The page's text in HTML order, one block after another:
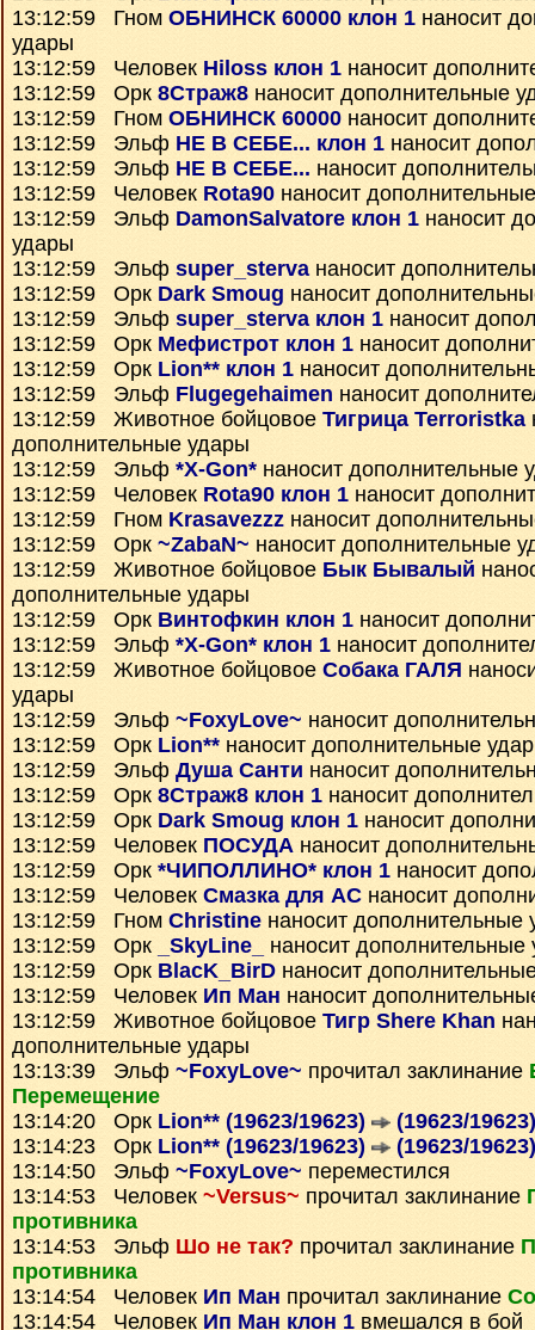
13:12:59 Гном ОБНИНСК 60000 клон 1 наносит
удары
13:12:59 Человек Hiloss клон 1 наносит
13:12:59 Орк 8Страж8 наносит дополнительные
13:12:59 Гном ОБНИНСК 60000 наносит
13:12:59 Эльф НЕ В СЕБЕ... клон 1 наносит
13:12:59 Эльф НЕ В СЕБЕ... наносит
13:12:59 Человек Rota90 наносит
13:12:59 Эльф DamonSalvatore клон 1 наносит
удары
13:12:59 Эльф super_stervaнаносит
13:12:59 Орк Dark Smoug наносит
13:12:59 Эльф super_sterva клон 1 наносит
13:12:59 Орк Мефистрот клон 1 наносит
13:12:59 Орк Lion** клон 1 наносит
13:12:59 Эльф Flugegehaimen наносит
13:12:59 Животное бойцовое Тигрица Terroristka
дополнительные удары
13:12:59 Эльф *X-Gon* наносит дополнительные
13:12:59 Человек Rota90 клон 1 наносит
13:12:59 Гном Krasavezzz наносит
13:12:59 Орк ~ZabaN~ наносит дополнительные
13:12:59 Животное бойцовое Бык Бывалый
дополнительные удары
13:12:59 Орк Винтофкин клон 1 наносит
13:12:59 Эльф *X-Gon* клон 1 наносит
13:12:59 Животное бойцовое Собака ГАЛЯ
удары
13:12:59 Эльф ~FoxyLove~ наносит
13:12:59 Орк Lion** наносит дополнительные
13:12:59 Эльф Душа Санти наносит
13:12:59 Орк 8Страж8 клон 1 наносит
13:12:59 Орк Dark Smoug клон 1 наносит
13:12:59 Человек ПОСУДА наносит
13:12:59 Орк *ЧИПОЛЛИНО* клон 1 наносит
13:12:59 Человек Смазка для АС наносит
13:12:59 Гном Christine наносит дополнительные
13:12:59 Орк
_SkyLine_
наносит дополнительные
13:12:59 Орк BlacK_BirD наносит
13:12:59 Человек Ип Ман наносит
13:12:59 Животное бойцовое Тигр Shere Khan
дополнительные удары
13:13:39 Эльф ~FoxyLove~ прочитал заклинание
Перемещение
13:14:20 Орк Lion** (19623/19623)
(19623/19623)
13:14:23 Орк Lion** (19623/19623)
(19623/19623)
13:14:50 Эльф ~FoxyLove~ переместился
13:14:53 Человек ~Versus~ прочитал заклинание
противника
13:14:53 Эльф Шо не так? прочитал заклинание
противника
13:14:54 Человек Ип Ман прочитал заклинание
13:14:54 Человек Ип Ман клон 1 вмешался в бой